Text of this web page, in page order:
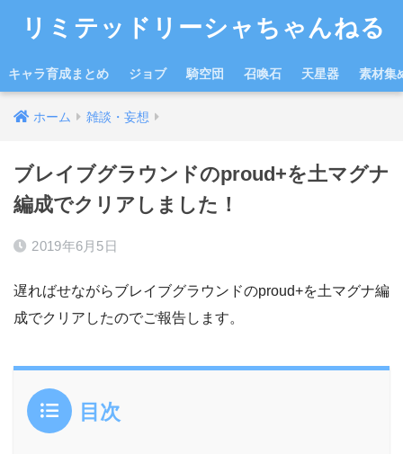
リミテッドリーシャちゃんねる
キャラ育成まとめ ジョブ 騎空団 召喚石 天星器 素材集
ホーム 雑談・妄想
ブレイブグラウンドのproud+を土マグナ
編成でクリアしました！
2019年6月5日
遅ればせながらブレイブグラウンドのproud+を土マグナ編
成でクリアしたのでご報告します。
目次